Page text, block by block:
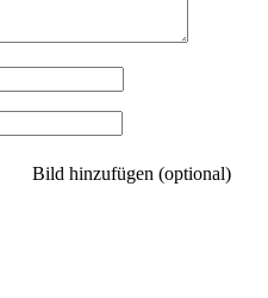
Bild hinzufügen (optional)